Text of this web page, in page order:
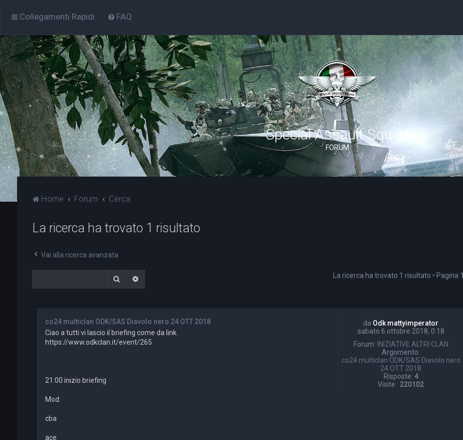
Collegamenti Rapidi FAQ
Special Assault Squad
FORUM
Home Forum Cerca
La ricerca ha trovato 1 risultato
Vai alla ricerca avanzata
Cerca La ricerca ha trovato 1 risultato • Pagina 1
da Odk mattyimperator
sabato 6 ottobre 2018, 0:18
Forum: INIZIATIVE ALTRI CLAN
Argomento:
co24 multiclan ODK/SAS Diavolo nero
24 OTT 2018
Risposte: 4
Visite : 220102
co24 multiclan ODK/SAS Diavolo nero 24 OTT 2018
Ciao a tutti vi lascio il briefing come da link.
https://www.odkclan.it/event/265
21:00 inizio briefing
Mod:
cba
ace